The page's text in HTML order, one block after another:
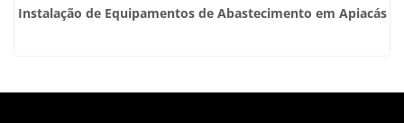
Instalação de Equipamentos de Abastecimento em Apiacás